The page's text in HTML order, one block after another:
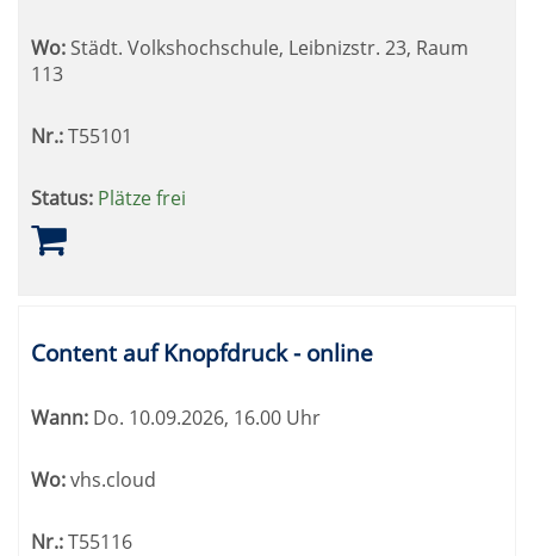
Wo: Städt. Volkshochschule, Leibnizstr. 23, Raum
113
Nr.:T55101
Status: Plätze frei
Content auf Knopfdruck - online
Wann: Do. 10.09.2026, 16.00 Uhr
Wo:vhs.cloud
Nr.:T55116